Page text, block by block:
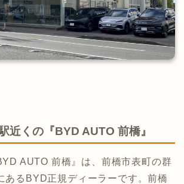
近くの『BYD AUTO 前橋』
AUTO 前橋』は、前橋市表町の群
あるBYD正規ディーラーです。前橋